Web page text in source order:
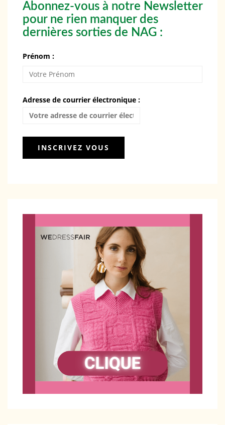
Abonnez-vous à notre Newsletter
pour ne rien manquer des
dernières sorties de NAG :
Prénom :
Adresse de courrier électronique :